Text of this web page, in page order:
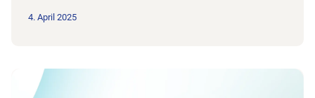
4. April 2025
Zum Beitrag Neuer Vertrag im Bereich der UV/MV/IV per 1.